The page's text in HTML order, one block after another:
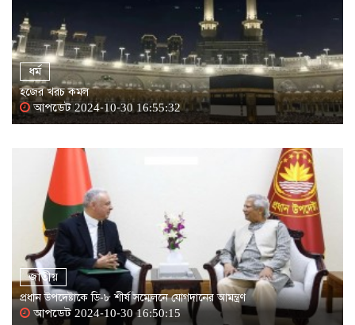
ধর্ম
হজের খরচ কমল
আপডেট 2024-10-30 16:55:32
জাতীয়
প্রধান উপদেষ্টাকে ডি-৮ শীর্ষ সম্মেলনে যোগদানের আমন্ত্রণ
আপডেট 2024-10-30 16:50:15